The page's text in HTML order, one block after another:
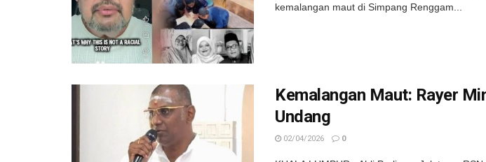
kemalangan maut di Simpang Renggam...
Kemalangan Maut: Rayer
Undang
02/04/2026 0